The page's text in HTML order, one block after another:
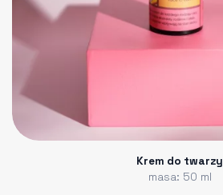
Krem do twarzy
masa: 50 ml